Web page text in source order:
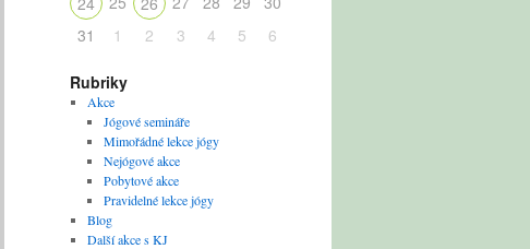
31
1 2 3 4 5 6
Rubriky
Akce
Jógové semináře
Mimořádné lekce jógy
Nejógové akce
Pobytové akce
Pravidelné lekce jógy
Blog
Další akce s KJ